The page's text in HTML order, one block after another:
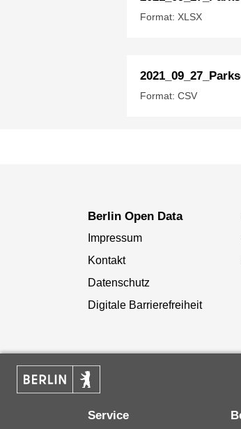
Format: XLSX
Format: CSV
Berlin Open Data
Impressum
Kontakt
Datenschutz
Digitale Barrierefreiheit
Service